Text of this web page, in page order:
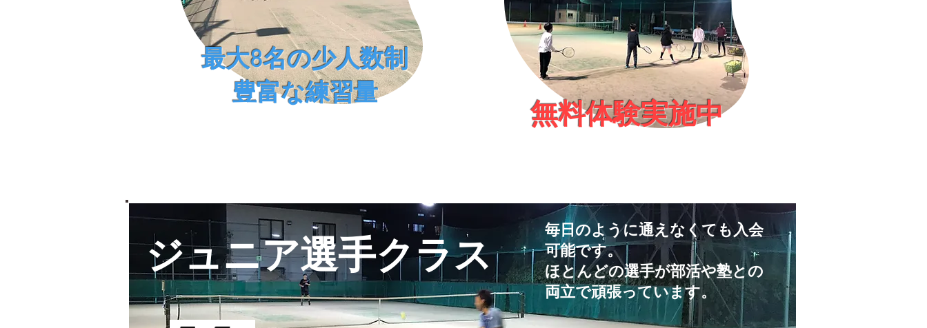
最大8名の少人数制
​豊富な練習量
無料体験実施中
​ジュニア選手クラス
毎日のように通えなくても入会
可能です。
​ほとんどの選手が部活や塾との
両立で頑張っています。